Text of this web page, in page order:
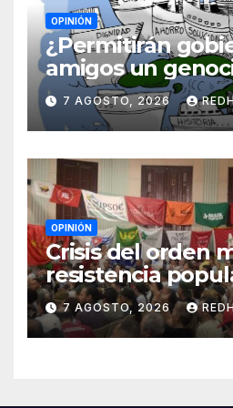
OPINIÓN
¿Permitirán
amigos un
Cuba? Por
Blanch
7 AGOSTO, 2026
OPINIÓN
Crisis del orden
resistencia
el inicio de la IV
Continental de
Movimientos en
7 AGOSTO, 2026